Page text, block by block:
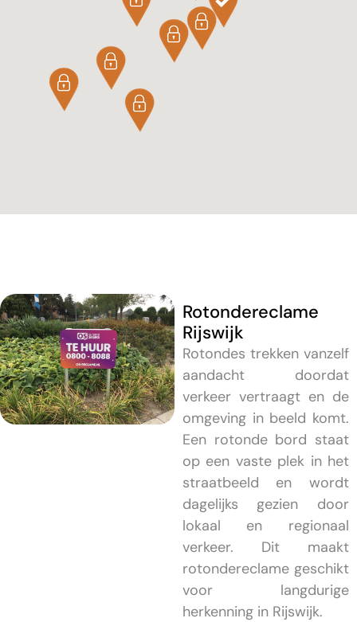
Rotondereclame
Rijswijk
Rotondes trekken vanzelf
aandacht doordat
verkeer vertraagt en de
omgeving in beeld komt.
Een rotonde bord staat
op een vaste plek in het
straatbeeld en wordt
dagelijks gezien door
lokaal en regionaal
verkeer. Dit maakt
rotondereclame geschikt
voor langdurige
herkenning in Rijswijk.